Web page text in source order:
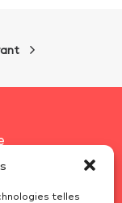
telles